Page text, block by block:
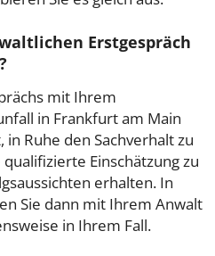
Erstgespräch
mit Ihrem
in Frankfurt am Main
Ruhe den Sachverhalt zu
Einschätzung zu
erhalten. In
Sie dann mit Ihrem Anwalt
in Ihrem Fall.